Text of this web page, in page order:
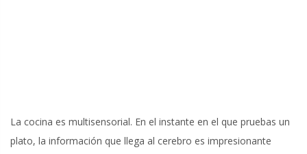
La cocina es multisensorial. En el instante en el que pruebas un
plato, la información que llega al cerebro es impresionante